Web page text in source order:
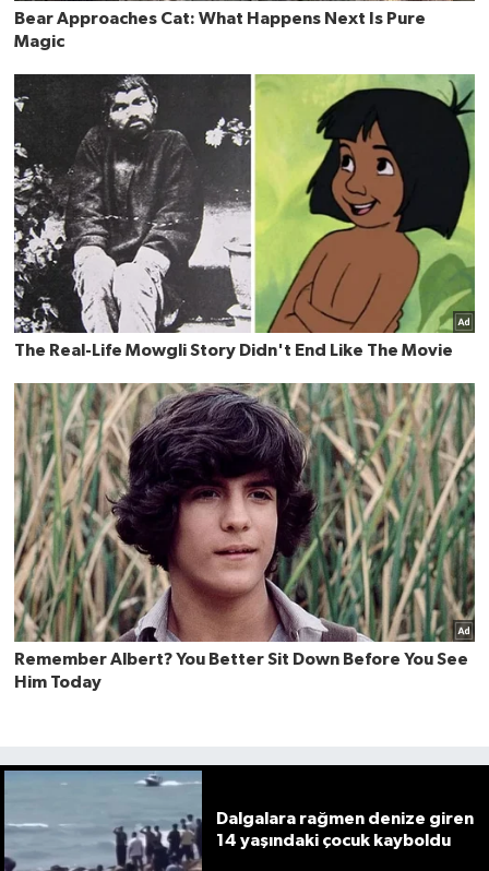
Dalgalara rağmen denize giren
14 yaşındaki çocuk kayboldu